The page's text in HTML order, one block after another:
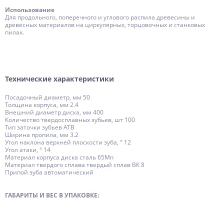
Использование
Для продольного, поперечного и углового распила древесины и
древесных материалов на циркулярных, торцовочных и станковых
пилах.
Технические характеристики
Посадочный диаметр, мм 50
Толщина корпуса, мм 2.4
Внешний диаметр диска, мм 400
Количество твердосплавных зубьев, шт 100
Тип заточки зубьев АТВ
Ширина пропила, мм 3.2
Угол наклона верхней плоскости зуба, ° 12
Угол атаки, ° 14
Материал корпуса диска сталь 65Mn
Материал твердого сплава твердый сплав ВК 8
Припой зуба автоматический
ГАБАРИТЫ И ВЕС В УПАКОВКЕ: